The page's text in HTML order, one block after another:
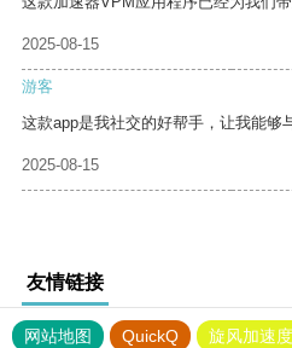
2025-08-15
游客
这款app是我社交的好帮手，让我能够
2025-08-15
友情链接
网站地图 QuickQ 旋风加速